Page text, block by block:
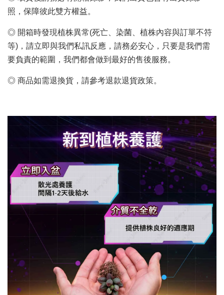
照，保障彼此雙方權益。
◎ 開箱時發現植株異常(死亡、染菌、植株內容與訂單不符
等)，請立即與我們私訊反應，請務必安心，只要是我們需
要負責的範圍，我們都會做到最好的售後服務。
◎ 商品如需退換貨，請參考退款退貨政策。